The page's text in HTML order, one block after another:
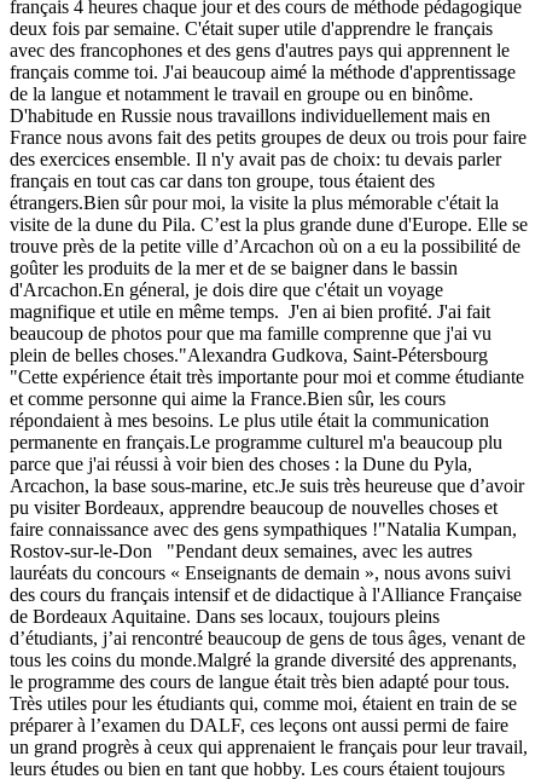
français 4 heures chaque jour et des cours de méthode pédagogique
deux fois par semaine. C'était super utile d'apprendre le français
avec des francophones et des gens d'autres pays qui apprennent le
français comme toi. J'ai beaucoup aimé la méthode d'apprentissage
de la langue et notamment le travail en groupe ou en binôme.
D'habitude en Russie nous travaillons individuellement mais en
France nous avons fait des petits groupes de deux ou trois pour faire
des exercices ensemble. Il n'y avait pas de choix: tu devais parler
français en tout cas car dans ton groupe, tous étaient des
étrangers.Bien sûr pour moi, la visite la plus mémorable c'était la
visite de la dune du Pila. C’est la plus grande dune d'Europe. Elle se
trouve près de la petite ville d’Arcachon où on a eu la possibilité de
goûter les produits de la mer et de se baigner dans le bassin
d'Arcachon.En géneral, je dois dire que c'était un voyage
magnifique et utile en même temps. J'en ai bien profité. J'ai fait
beaucoup de photos pour que ma famille comprenne que j'ai vu
plein de belles choses."Alexandra Gudkova, Saint-Pétersbourg
"Cette expérience était très importante pour moi et comme étudiante
et comme personne qui aime la France.Bien sûr, les cours
répondaient à mes besoins. Le plus utile était la communication
permanente en français.Le programme culturel m'a beaucoup plu
parce que j'ai réussi à voir bien des choses : la Dune du Pyla,
Arcachon, la base sous-marine, etc.Je suis très heureuse que d’avoir
pu visiter Bordeaux, apprendre beaucoup de nouvelles choses et
faire connaissance avec des gens sympathiques !"Natalia Kumpan,
Rostov-sur-le-Don "Pendant deux semaines, avec les autres
lauréats du concours « Enseignants de demain », nous avons suivi
des cours du français intensif et de didactique à l'Alliance Française
de Bordeaux Aquitaine. Dans ses locaux, toujours pleins
d’étudiants, j’ai rencontré beaucoup de gens de tous âges, venant de
tous les coins du monde.Malgré la grande diversité des apprenants,
le programme des cours de langue était très bien adapté pour tous.
Très utiles pour les étudiants qui, comme moi, étaient en train de se
préparer à l’examen du DALF, ces leçons ont aussi permi de faire
un grand progrès à ceux qui apprenaient le français pour leur travail,
leurs études ou bien en tant que hobby. Les cours étaient toujours